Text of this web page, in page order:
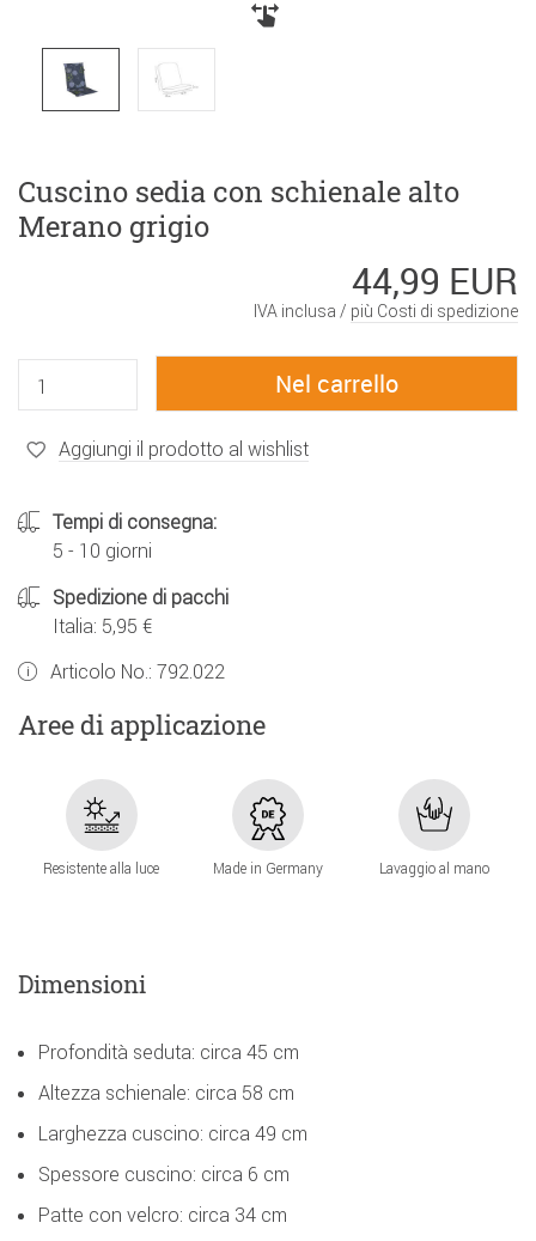
Cuscino sedia con schienale alto
Merano grigio
44,99 EUR
IVA inclusa / più Costi di spedizione
Aggiungi il prodotto al wishlist
Tempi di consegna:
5 - 10 giorni
Spedizione di pacchi
Italia: 5,95 €
Articolo No.: 792.022
Aree di applicazione
Resistente alla luce Made in Germany Lavaggio al mano
Dimensioni
Profondità seduta: circa 45 cm
Altezza schienale: circa 58 cm
Larghezza cuscino: circa 49 cm
Spessore cuscino: circa 6 cm
Patte con velcro: circa 34 cm